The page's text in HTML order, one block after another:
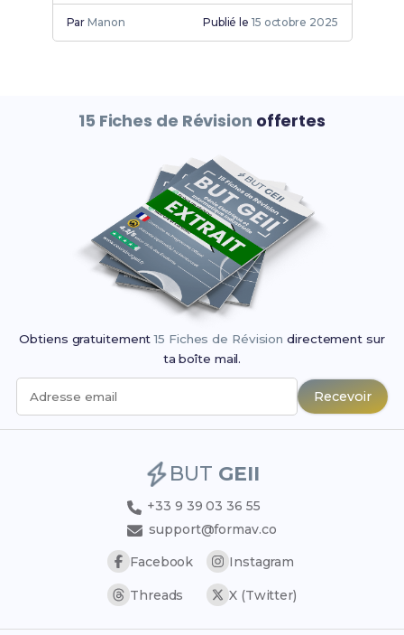
carrière dans les technologies avancées.
ParManon Publié le 15 octobre 2025
15 Fiches de Révision offertes
Obtiens gratuitement15 Fiches de Révision directement sur
ta boîte mail.
Adresse email Recevoir
BUT GEII
+33 9 39 03 36 55
support@formav.co
Facebook
Instagram
Threads X (Twitter)